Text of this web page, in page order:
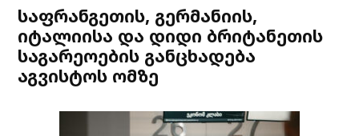
საფრანგეთის, გერმანიის,
იტალიისა და დიდი ბრიტანეთის
საგარეოების განცხადება
აგვისტოს ომზე